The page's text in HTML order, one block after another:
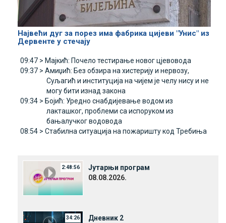
Највећи дуг за порез има фабрика цијеви "Унис" из
Дервенте у стечају
09:47 > Мајкић: Почело тестирање новог цјевовода
09:37 > Амиџић: Без обзира на хистерију и нервозу,
Суљагић и институција на чијем је челу нису и не
могу бити изнад закона
09:34 > Бојић: Уредно снабдијевање водом из
лакташког, проблеми са испоруком из
бањалучког водовода
08:54 > Стабилна ситуација на пожаришту код Требиња
2:48:56
Јутарњи програм
08.08.2026.
34:26
Дневник 2